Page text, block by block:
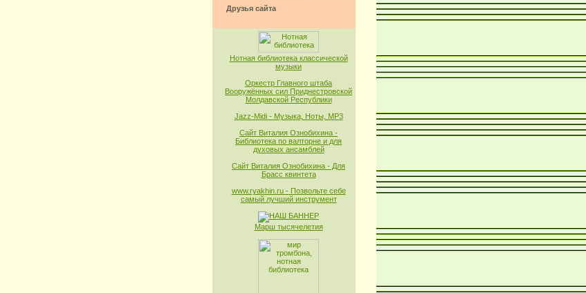
Друзья сайта
Нотная библиотека классической
музыки
Оркестр Главного штаба
Вооружённых сил Приднестровской
Молдавской Республики
Jazz-Midi - Музыка, Ноты, MP3
Сайт Виталия Ознобихина -
Библиотека по валторне и для
духовых ансамблей
Сайт Виталия Ознобихина - Для
Брасс квинтета
www.ryakhin.ru - Позвольте себе
самый лучший инструмент
Марш тысячелетия